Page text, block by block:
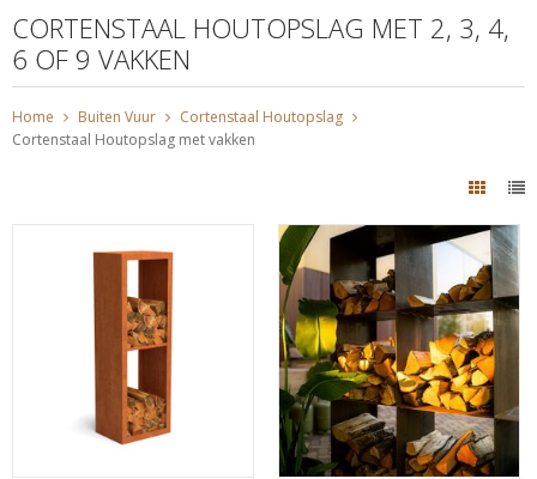
CORTENSTAAL HOUTOPSLAG MET 2, 3, 4,
6 OF 9 VAKKEN
Home Buiten Vuur
Cortenstaal Houtopslag
Cortenstaal Houtopslag met vakken